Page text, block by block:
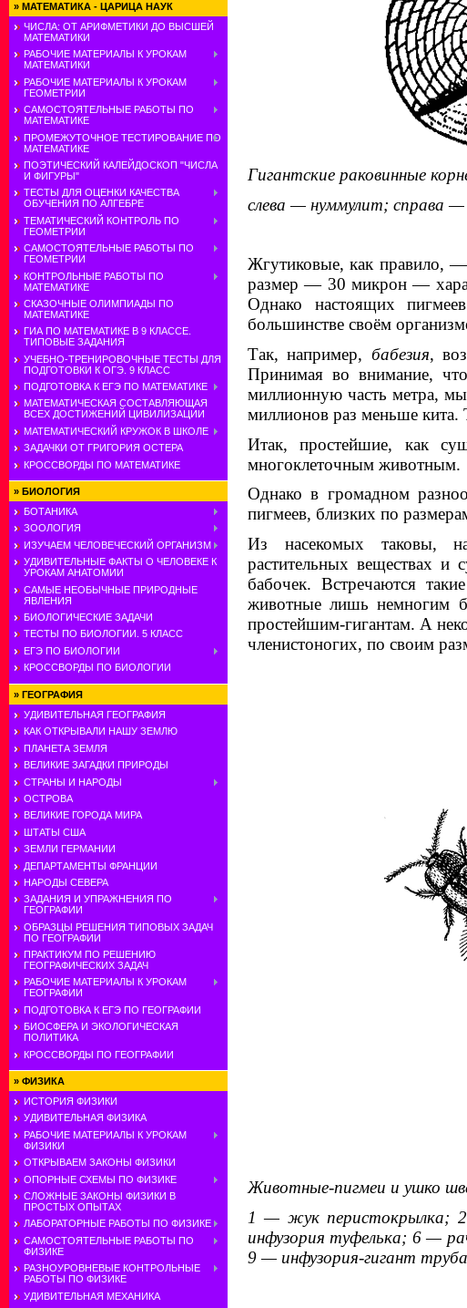
» МАТЕМАТИКА - ЦАРИЦА НАУК
ЧИСЛА: ОТ АРИФМЕТИКИ ДО ВЫСШЕЙ
МАТЕМАТИКИ
РАБОЧИЕ МАТЕРИАЛЫ К УРОКАМ
МАТЕМАТИКИ
РАБОЧИЕ МАТЕРИАЛЫ К УРОКАМ
ГЕОМЕТРИИ
САМОСТОЯТЕЛЬНЫЕ РАБОТЫ ПО
МАТЕМАТИКЕ
ПРОМЕЖУТОЧНОЕ ТЕСТИРОВАНИЕ ПО
МАТЕМАТИКЕ
ПОЭТИЧЕСКИЙ КАЛЕЙДОСКОП "ЧИСЛА
И ФИГУРЫ"
ТЕСТЫ ДЛЯ ОЦЕНКИ КАЧЕСТВА
ОБУЧЕНИЯ ПО АЛГЕБРЕ
ТЕМАТИЧЕСКИЙ КОНТРОЛЬ ПО
ГЕОМЕТРИИ
САМОСТОЯТЕЛЬНЫЕ РАБОТЫ ПО
ГЕОМЕТРИИ
КОНТРОЛЬНЫЕ РАБОТЫ ПО
МАТЕМАТИКЕ
СКАЗОЧНЫЕ ОЛИМПИАДЫ ПО
МАТЕМАТИКЕ
ГИА ПО МАТЕМАТИКЕ В 9 КЛАССЕ.
ТИПОВЫЕ ЗАДАНИЯ
УЧЕБНО-ТРЕНИРОВОЧНЫЕ ТЕСТЫ ДЛЯ
ПОДГОТОВКИ К ОГЭ. 9 КЛАСС
ПОДГОТОВКА К ЕГЭ ПО МАТЕМАТИКЕ
МАТЕМАТИЧЕСКАЯ СОСТАВЛЯЮЩАЯ
ВСЕХ ДОСТИЖЕНИЙ ЦИВИЛИЗАЦИИ
МАТЕМАТИЧЕСКИЙ КРУЖОК В ШКОЛЕ
ЗАДАЧКИ ОТ ГРИГОРИЯ ОСТЕРА
КРОССВОРДЫ ПО МАТЕМАТИКЕ
» БИОЛОГИЯ
БОТАНИКА
ЗООЛОГИЯ
ИЗУЧАЕМ ЧЕЛОВЕЧЕСКИЙ ОРГАНИЗМ
УДИВИТЕЛЬНЫЕ ФАКТЫ О ЧЕЛОВЕКЕ К
УРОКАМ АНАТОМИИ
САМЫЕ НЕОБЫЧНЫЕ ПРИРОДНЫЕ
ЯВЛЕНИЯ
БИОЛОГИЧЕСКИЕ ЗАДАЧИ
ТЕСТЫ ПО БИОЛОГИИ. 5 КЛАСС
ЕГЭ ПО БИОЛОГИИ
КРОССВОРДЫ ПО БИОЛОГИИ
» ГЕОГРАФИЯ
УДИВИТЕЛЬНАЯ ГЕОГРАФИЯ
КАК ОТКРЫВАЛИ НАШУ ЗЕМЛЮ
ПЛАНЕТА ЗЕМЛЯ
ВЕЛИКИЕ ЗАГАДКИ ПРИРОДЫ
СТРАНЫ И НАРОДЫ
ОСТРОВА
ВЕЛИКИЕ ГОРОДА МИРА
ШТАТЫ США
ЗЕМЛИ ГЕРМАНИИ
ДЕПАРТАМЕНТЫ ФРАНЦИИ
НАРОДЫ СЕВЕРА
ЗАДАНИЯ И УПРАЖНЕНИЯ ПО
ГЕОГРАФИИ
ОБРАЗЦЫ РЕШЕНИЯ ТИПОВЫХ ЗАДАЧ
ПО ГЕОГРАФИИ
ПРАКТИКУМ ПО РЕШЕНИЮ
ГЕОГРАФИЧЕСКИХ ЗАДАЧ
РАБОЧИЕ МАТЕРИАЛЫ К УРОКАМ
ГЕОГРАФИИ
ПОДГОТОВКА К ЕГЭ ПО ГЕОГРАФИИ
БИОСФЕРА И ЭКОЛОГИЧЕСКАЯ
ПОЛИТИКА
КРОССВОРДЫ ПО ГЕОГРАФИИ
» ФИЗИКА
ИСТОРИЯ ФИЗИКИ
УДИВИТЕЛЬНАЯ ФИЗИКА
РАБОЧИЕ МАТЕРИАЛЫ К УРОКАМ
ФИЗИКИ
ОТКРЫВАЕМ ЗАКОНЫ ФИЗИКИ
ОПОРНЫЕ СХЕМЫ ПО ФИЗИКЕ
СЛОЖНЫЕ ЗАКОНЫ ФИЗИКИ В
ПРОСТЫХ ОПЫТАХ
ЛАБОРАТОРНЫЕ РАБОТЫ ПО ФИЗИКЕ
САМОСТОЯТЕЛЬНЫЕ РАБОТЫ ПО
ФИЗИКЕ
РАЗНОУРОВНЕВЫЕ КОНТРОЛЬНЫЕ
РАБОТЫ ПО ФИЗИКЕ
УДИВИТЕЛЬНАЯ МЕХАНИКА
Гигантские раковинные
слева — нуммулит; справа
Жгутиковые, как правило,
размер — 30 микрон —
Однако настоящих
большинстве своём
Так, например, бабезия,
Принимая во внимание,
миллионную часть метра, мы
миллионов раз меньше
Итак, простейшие, как
многоклеточным животным.
Однако в громадном
пигмеев, близких по
Из насекомых таковы,
растительных веществах и
бабочек. Встречаются
животные лишь немногим
простейшим-гигантам. А
членистоногих, по своим
Животные-пигмеи и ушко
1 — жук перистокрылка;
инфузория туфелька; 6 —
9 — инфузория-гигант